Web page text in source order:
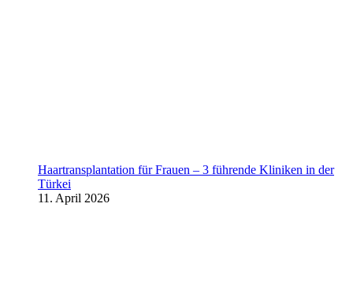
Haartransplantation für Frauen – 3 führende Kliniken in der
Türkei
11. April 2026